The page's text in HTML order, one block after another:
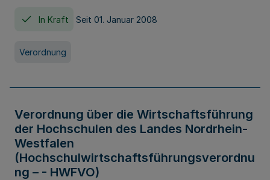
In Kraft Seit 01. Januar 2008
Verordnung
Verordnung über die Wirtschaftsführung
der Hochschulen des Landes Nordrhein-
Westfalen
(Hochschulwirtschaftsführungsverordnu
ng – - HWFVO)